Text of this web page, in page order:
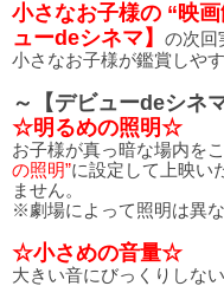
小さなお子様の “映
ューdeシネマ】
の次回
小さなお子様が鑑賞しや
～【デビューdeシネ
☆明るめの照明☆
お子様が真っ暗な場内を
の照明”に設定して上映い
ません。
※劇場によって照明は異な
☆小さめの音量☆
大きい音にびっくりしない